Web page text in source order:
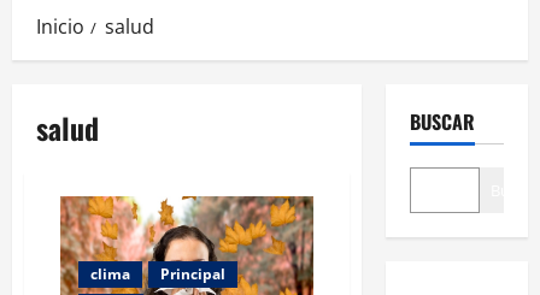
Inicio salud
salud
clima
Principal
BUSCAR